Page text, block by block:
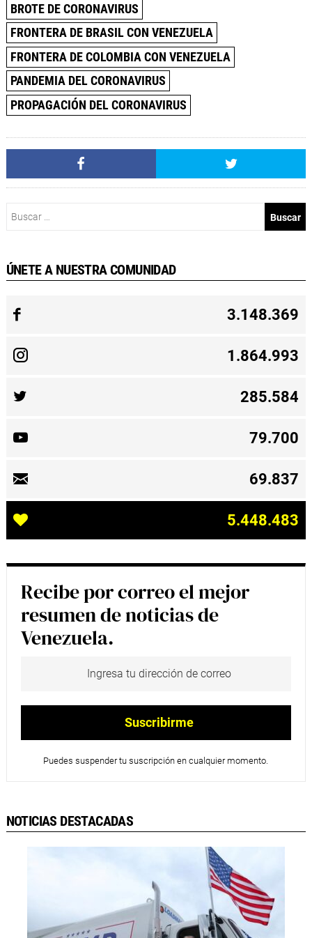
BROTE DE CORONAVIRUS
FRONTERA DE BRASIL CON VENEZUELA
FRONTERA DE COLOMBIA CON VENEZUELA
PANDEMIA DEL CORONAVIRUS
PROPAGACIÓN DEL CORONAVIRUS
ÚNETE A NUESTRA COMUNIDAD
3.148.369
1.864.993
285.584
79.700
69.837
5.448.483
Recibe por correo el mejor
resumen de noticias de
Venezuela.
Puedes suspender tu suscripción en cualquier momento.
NOTICIAS DESTACADAS